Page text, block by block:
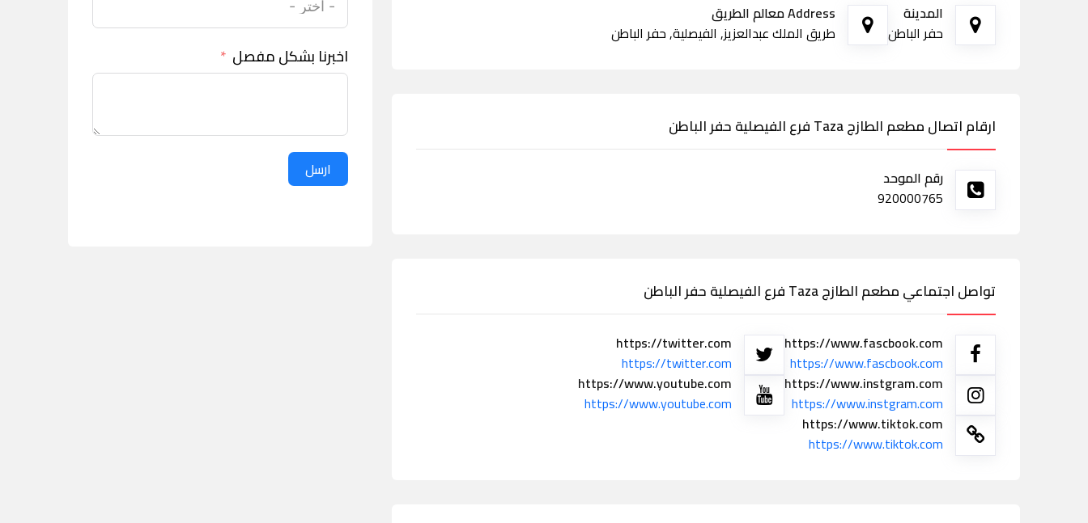
المدينة
حفر الباطن
Address معالم الطريق
طريق الملك عبدالعزيز, الفيصلية, حفر الباطن
ارقام اتصال مطعم الطازج Taza فرع الفيصلية حفر الباطن
رقم الموحد
920000765
تواصل اجتماعي مطعم الطازج Taza فرع الفيصلية حفر الباطن
https://www.fascbook.com
https://www.fascbook.com
https://twitter.com
https://twitter.com
https://www.instgram.com
https://www.instgram.com
https://www.youtube.com
https://www.youtube.com
https://www.tiktok.com
https://www.tiktok.com
اخبرنا بشكل مفصل
ارسل